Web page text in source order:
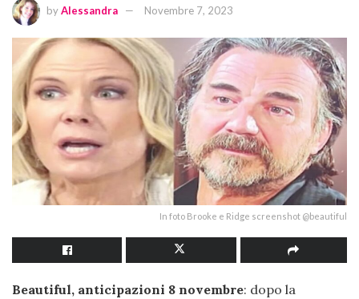
byAlessandra Novembre 7, 2023
In foto Brooke e Ridge screenshot @beautiful
Beautiful, anticipazioni 8 novembre: dopo la